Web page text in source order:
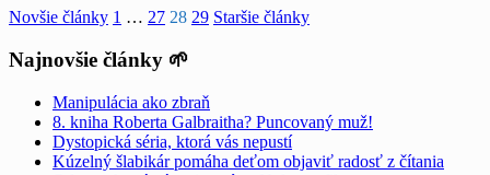
Stránkovanie
príspevkov
Novšie články 1 … 27 28 29 Staršie články
Najnovšie články 🌱
Manipulácia ako zbraň
8. kniha Roberta Galbraitha? Puncovaný muž!
Dystopická séria, ktorá vás nepustí
Kúzelný šlabikár pomáha deťom objaviť radosť z čítania